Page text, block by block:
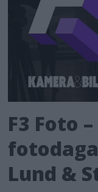
F3 Foto
Lund &